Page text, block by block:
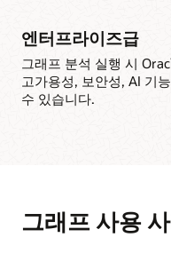
엔터프라이즈급
그래프 분석 실행 시
고가용성, 보안성, AI 기
수 있습니다.
그래프 사용